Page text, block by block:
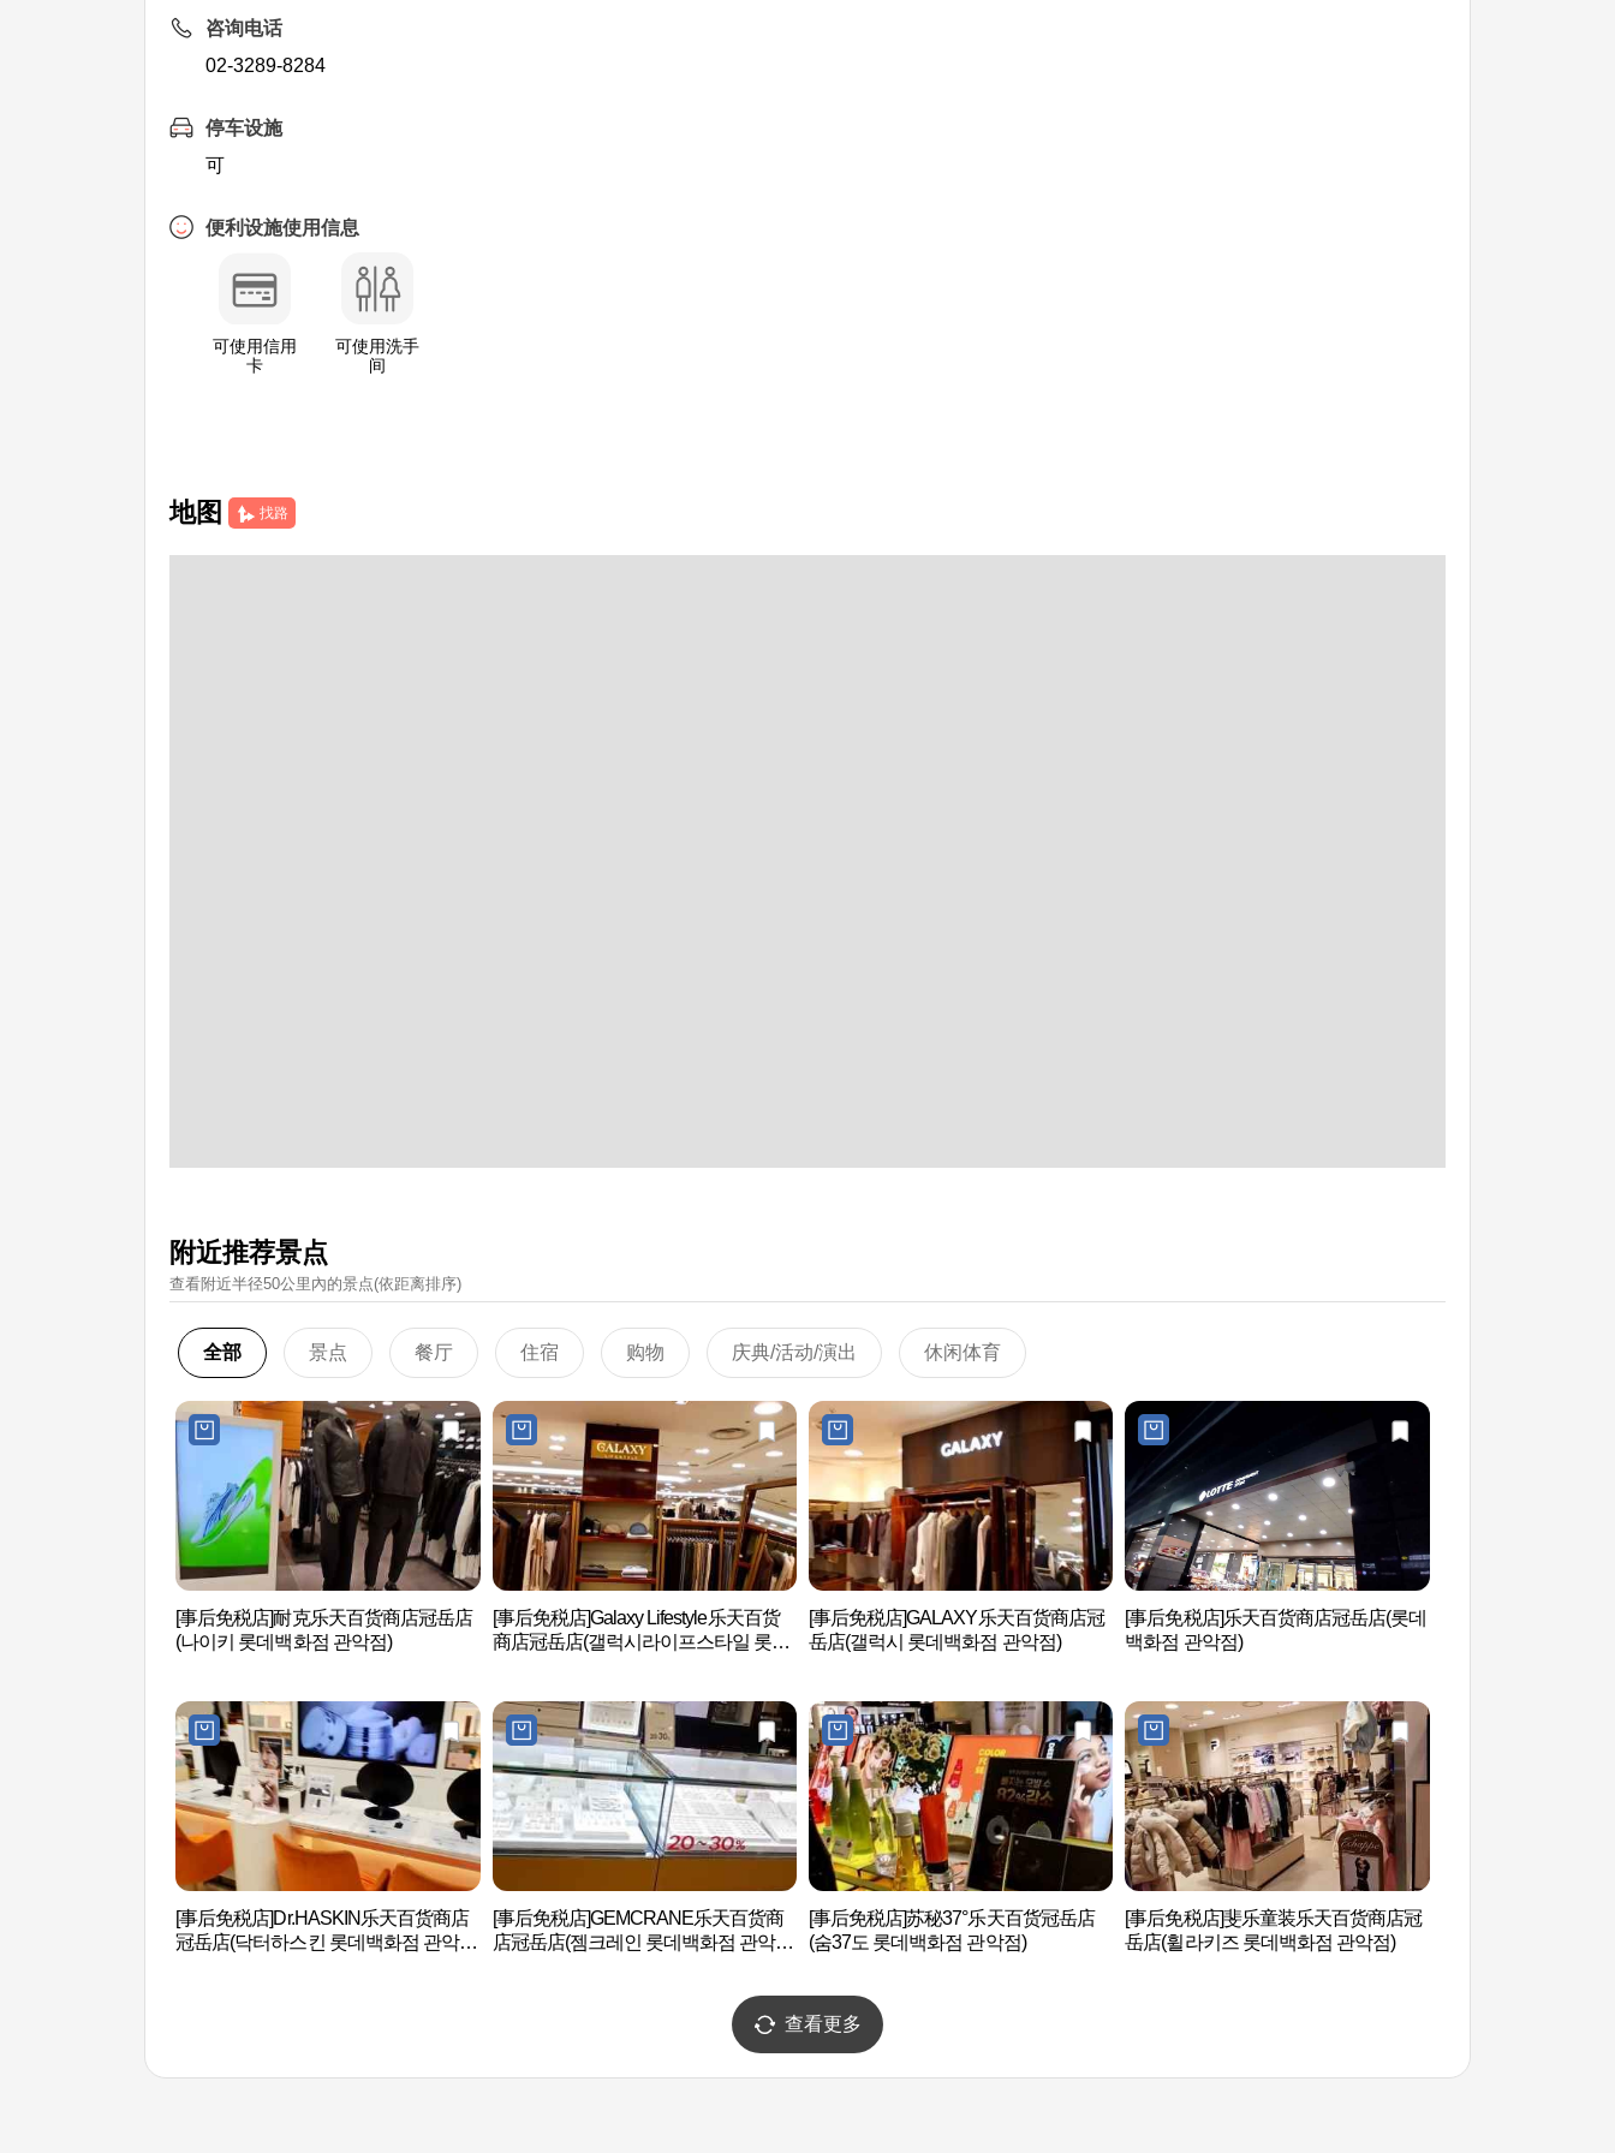
咨询电话
02-3289-8284
停车设施
可
便利设施使用信息
可使用信用
卡
可使用洗手
间
地图 找路
附近推荐景点
查看附近半径50公里內的景点(依距离排序)
全部 景点 餐厅 住宿 购物 庆典/活动/演出 休闲体育
[事后免税店]耐克乐天百货商店冠岳店
(나이키 롯데백화점 관악점)
[事后免税店]Galaxy Lifestyle乐天百货
商店冠岳店(갤럭시라이프스타일 롯데
[事后免税店]GALAXY乐天百货商店冠
岳店(갤럭시 롯데백화점 관악점)
[事后免税店]乐天百货商店冠岳店(롯데
백화점 관악점)
[事后免税店]Dr.HASKIN乐天百货商店
冠岳店(닥터하스킨 롯데백화점 관악
[事后免税店]GEMCRANE乐天百货商
店冠岳店(젬크레인 롯데백화점 관악
[事后免税店]苏秘37°乐天百货冠岳店
(숨37도 롯데백화점 관악점)
[事后免税店]斐乐童装乐天百货商店冠
岳店(휠라키즈 롯데백화점 관악점)
查看更多